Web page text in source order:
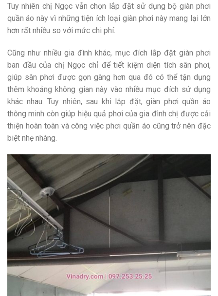
Tuy nhiên chị Ngọc vẫn chọn lắp đặt sử dụng bộ giàn phơi
quần áo này vì những tiện ích loại giàn phơi này mang lại lớn
hơn rất nhiều so với mức chi phí.
Cũng như nhiều gia đình khác, mục đích lắp đặt giàn phơi
ban đầu của chị Ngọc chỉ để tiết kiệm diện tích sân phơi,
giúp sân phơi được gọn gàng hơn qua đó có thể tận dụng
thêm khoảng không gian này vào nhiều mục đích sử dụng
khác nhau. Tuy nhiên, sau khi lắp đặt, giàn phơi quần áo
thông minh còn giúp hiệu quả phơi của gia đình chị được cải
thiện hoàn toàn và công việc phơi quần áo cũng trở nên đặc
biệt nhẹ nhàng.